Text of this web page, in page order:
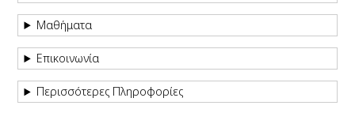
Μαθήματα
Επικοινωνία
Περισσότερες Πληροφορίες